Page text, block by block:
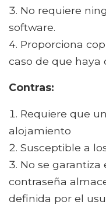
No requiere
software.
Proporciona
caso de que haya
Contras:
Requiere que
alojamiento
Susceptible a
No se garantiza
contraseña
definida por el